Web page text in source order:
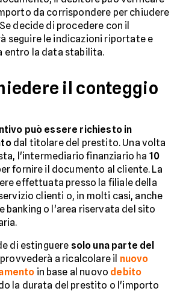
da corrispondere per chiudere
decide di procedere con il
seguire le indicazioni riportate e
entro la data stabilita.
il conteggio
può essere richiesto in
dal titolare del prestito. Una volta
l'intermediario finanziario ha 10
fornire il documento al cliente. La
effettuata presso la filiale della
clienti o, in molti casi, anche
banking o l'area riservata del sito
di estinguere solo una parte del
a ricalcolare il nuovo
in base al nuovo debito
la durata del prestito o l'importo